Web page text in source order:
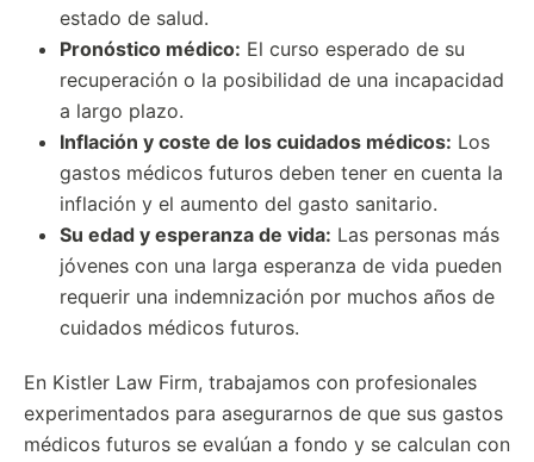
estado de salud.
Pronóstico médico: El curso esperado de su
recuperación o la posibilidad de una incapacidad
a largo plazo.
Inflación y coste de los cuidados médicos: Los
gastos médicos futuros deben tener en cuenta la
inflación y el aumento del gasto sanitario.
Su edad y esperanza de vida: Las personas más
jóvenes con una larga esperanza de vida pueden
requerir una indemnización por muchos años de
cuidados médicos futuros.
En Kistler Law Firm, trabajamos con profesionales
experimentados para asegurarnos de que sus gastos
médicos futuros se evalúan a fondo y se calculan con